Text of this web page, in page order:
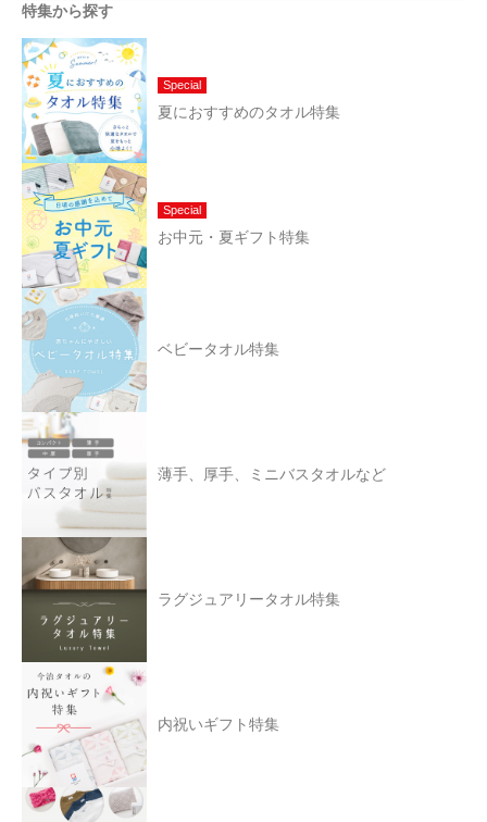
特集から探す
Special
夏におすすめのタオル特集
Special
お中元・夏ギフト特集
ベビータオル特集
薄手、厚手、ミニバスタオルなど
ラグジュアリータオル特集
内祝いギフト特集